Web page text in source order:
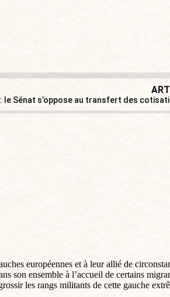
le Sénat s’oppose au transfert des
européennes et à leur allié de
son ensemble à l’accueil de certains
les rangs militants de cette gauche